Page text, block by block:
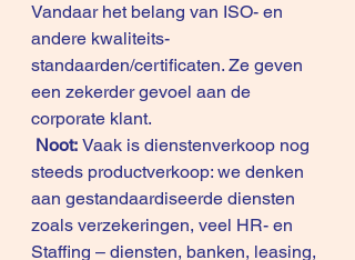
Vandaar het belang van ISO- en
andere kwaliteits-
standaarden/certificaten. Ze geven
een zekerder gevoel aan de
corporate klant.
Noot: Vaak is dienstenverkoop nog
steeds productverkoop: we denken
aan gestandaardiseerde diensten
zoals verzekeringen, veel HR- en
Staffing – diensten, banken, leasing,